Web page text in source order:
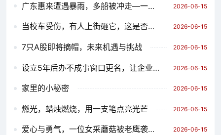
广东惠来遭遇暴雨，多船被冲走—一次严重的自然灾害事件的反思 2026-06-15
当校车受伤，有人上街砸它，这是否是真正的超级明星？ 2026-06-15
7只A股即将摘帽，未来机遇与挑战 2026-06-15
设立5年后办不成事窗口更名，让企业真正享受政策红利的窗口 2026-06-15
家里的小秘密 2026-06-15
燃光，蜡烛燃烧，用一支笔点亮光芒 2026-06-15
爱心与勇气，一位女采蘑菇被老鹰袭击的惊险故事 2026-06-15